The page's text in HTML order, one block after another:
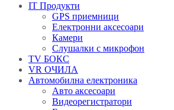
IT Продукти
GPS приемници
Електронни аксесоари
Камери
Слушалки с микрофон
TV БОКС
VR ОЧИЛА
Автомобилна електроника
Авто аксесоари
Видеорегистратори